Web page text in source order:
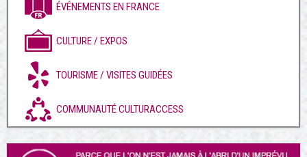
ÉVÉNEMENTS EN FRANCE
CULTURE / EXPOS
TOURISME / VISITES GUIDÉES
COMMUNAUTÉ CULTURACCESS